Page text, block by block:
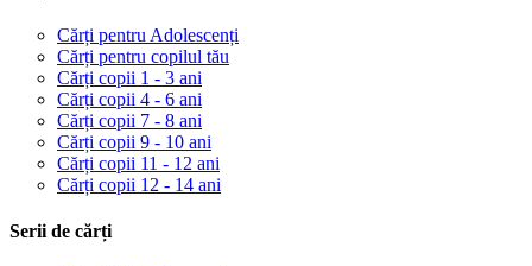
Cărți pentru Adolescenți
Cărți pentru copilul tău
Cărți copii 1 - 3 ani
Cărți copii 4 - 6 ani
Cărți copii 7 - 8 ani
Cărți copii 9 - 10 ani
Cărți copii 11 - 12 ani
Cărți copii 12 - 14 ani
Serii de cărți